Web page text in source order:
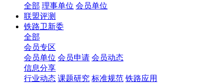
全部 理事单位 会员单位
联盟评测
铁路卫新委
全部
会员专区
会员单位 会员申请 会员动态
信息分享
行业动态 课题研究 标准规范 铁路应用